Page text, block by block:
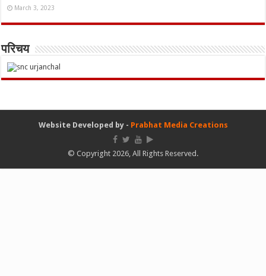
March 3, 2023
परिचय
Website Developed by - Prabhat Media Creations
© Copyright 2026, All Rights Reserved.